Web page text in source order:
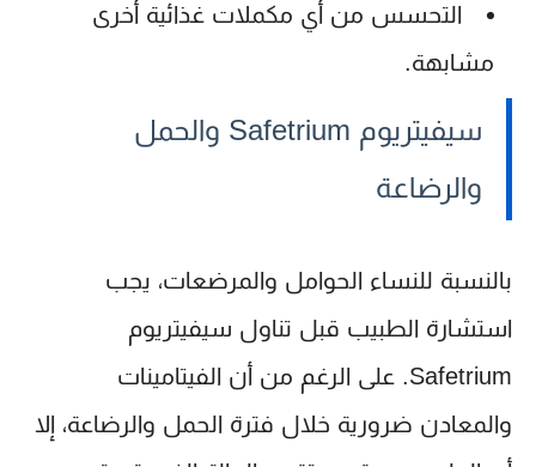
التحسس من أي مكملات غذائية أخرى
مشابهة.
سيفيتريوم Safetrium والحمل
والرضاعة
بالنسبة للنساء الحوامل والمرضعات، يجب
استشارة الطبيب قبل تناول سيفيتريوم
Safetrium. على الرغم من أن الفيتامينات
والمعادن ضرورية خلال فترة الحمل والرضاعة، إلا